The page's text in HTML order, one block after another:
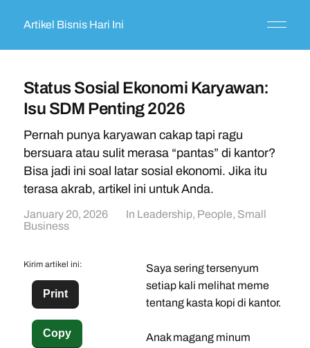
Artikel Bisnis Hari Ini
Status Sosial Ekonomi Karyawan:
Isu SDM Penting 2026
Pernah punya karyawan cakap tapi ragu
bersuara atau sulit merasa “pantas” di kantor?
Bisa jadi ini soal latar sosial ekonomi. Jika itu
terasa akrab, artikel ini untuk Anda.
January 20, 2026 In Leadership, People, Small
Business
Kirim artikel ini:
Print
Copy
Saya sering tersenyum
setiap kali melihat meme
tentang kasta kopi di kantor.
Anak magang minum